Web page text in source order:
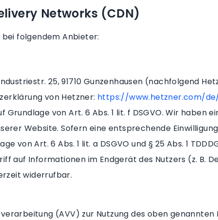
Networks (CDN)
folgendem Anbieter:
25, 91710 Gunzenhausen (nachfolgend
von Hetzner: https://www.hetzner.com/
von Art. 6 Abs. 1 lit. f DSGVO. Wir haben
Website. Sofern eine entsprechende
von Art. 6 Abs. 1 lit. a DSGVO und § 25 Abs. 1
auf Informationen im Endgerät des Nutzers (z. B.
widerrufbar.
(AVV) zur Nutzung des oben genannten